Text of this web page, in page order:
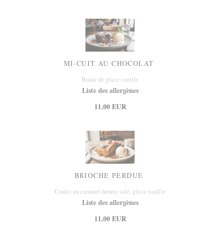
MI-CUIT AU CHOCOLAT
Boule de glace vanille
Liste des allergènes
11,00 EUR
BRIOCHE PERDUE
Coulis au caramel beurre salé, glace vanille
Liste des allergènes
11,00 EUR